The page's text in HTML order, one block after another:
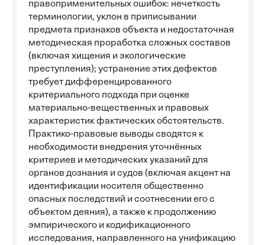
правоприменительных ошибок: нечеткость
терминологии, уклон в приписывании
предмета признаков объекта и недостаточная
методическая проработка сложных составов
(включая хищения и экологические
преступления); устранение этих дефектов
требует дифференцированного
критериального подхода при оценке
материально-вещественных и правовых
характеристик фактических обстоятельств.
Практико-правовые выводы сводятся к
необходимости внедрения уточнённых
критериев и методических указаний для
органов дознания и судов (включая акцент на
идентификации носителя общественно
опасных последствий и соотнесении его с
объектом деяния), а также к продолжению
эмпирического и кодификационного
исследования, направленного на унификацию